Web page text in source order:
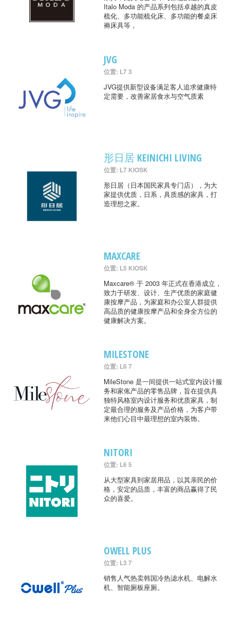
Italo Moda 的产品系列包括卓越的真皮
梳化、多功能梳化床、多功能的餐桌床
褥床具等，
JVG
位置: L7 3
JVG提供新型设备满足客人追求健康特
定需要，改善家居食水与空气质素
形日居 KEINICHI LIVING
位置: L7 KIOSK
形日居（日本国民家具专门店），为大
家提供优质，日系，具质感的家具，打
造理想之家。
MAXCARE
位置: L5 KIOSK
Maxcare® 于 2003 年正式在香港成立，
致力于研发、设计、生产优质的家庭健
康按摩产品，为家庭和办公室人群提供
高品质的健康按摩产品和全身全方位的
健康解决方案。
MILESTONE
位置: L6 7
MileStone 是一间提供一站式室内设计服
务和家俬产品的零售品牌，旨在提供具
独特风格室内设计服务和优质家具，制
定最合理的服务及产品价格，为客户带
来他们心目中最理想的室内装饰。
NITORI
位置: L6 5
从大型家具到家居用品，以其亲民的价
格，安定的品质，丰富的商品赢得了民
众的喜爱。
OWELL PLUS
位置: L3 7
销售人气热卖韩国冷热滤水机、电解水
机、智能厕板座厕。